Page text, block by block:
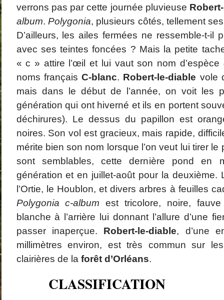
La Coquette
dans Amanita strobiliformis
(Paulet) Bertillon, 1866 – L’ Amanite solitaire
janvier
octobre
août 2013
juillet
juin 2013
mai 2013
mars 2013
février
janvier
décembre
octobre
août 2012
juillet
juin 2012
mai 2012
avril 2012
Catégories
Araignées
Champignons
Coléoptères
Faune
GALERIE PHOTO
Papillons
Papillons de jour
Papillons de nuit
verrons pas par cette journée pluvieuse
album. Polygonia, plusieurs côtés, tellement
D’ailleurs, les ailes fermées ne ressemble-t-il
avec ses teintes foncées ? Mais la petite
« c » attire l’œil et lui vaut son nom d’espèce
noms français C-blanc. Robert-le-diable vole
mais dans le début de l’année, on voit les
génération qui ont hiverné et ils en portent
déchirures). Le dessus du papillon est
noires. Son vol est gracieux, mais rapide,
mérite bien son nom lorsque l’on veut lui tirer le
sont semblables, cette dernière pond en
génération et en juillet-août pour la deuxième.
l’Ortie, le Houblon, et divers arbres à feuilles
Polygonia c-album est tricolore, noire,
blanche à l’arrière lui donnant l’allure d’une
passer inaperçue. Robert-le-diable, d’une
millimètres environ, est très commun sur
clairières de la forêt d’Orléans.
CLASSIFICATION